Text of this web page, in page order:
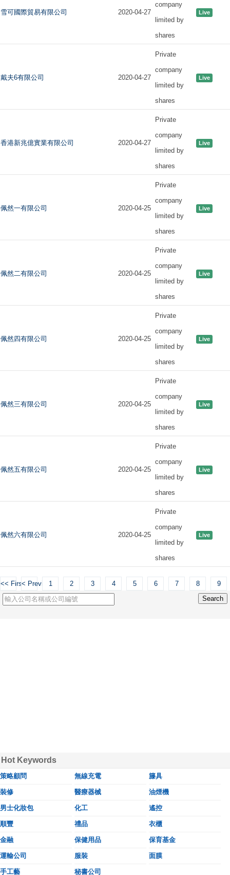
雪可國際貿易有限公司 2020-04-27
company
limited by
shares
Live
戴夫6有限公司 2020-04-27
Private
company
limited by
shares
Live
香港新兆億實業有限公司 2020-04-27
Private
company
limited by
shares
Live
佩然一有限公司 2020-04-25
Private
company
limited by
shares
Live
佩然二有限公司 2020-04-25
Private
company
limited by
shares
Live
佩然四有限公司 2020-04-25
Private
company
limited by
shares
Live
佩然三有限公司 2020-04-25
Private
company
limited by
shares
Live
佩然五有限公司 2020-04-25
Private
company
limited by
shares
Live
佩然六有限公司 2020-04-25
Private
company
limited by
shares
Live
<< First< Previous1 2 3 4 5 6 7 8 9
Hot Keywords
策略顧問 無線充電 籐具
裝修 醫療器械 油煙機
男士化妝包 化工 遙控
順豐 禮品 衣櫃
金融 保健用品 保育基金
運輸公司 服裝 面膜
手工藝 秘書公司